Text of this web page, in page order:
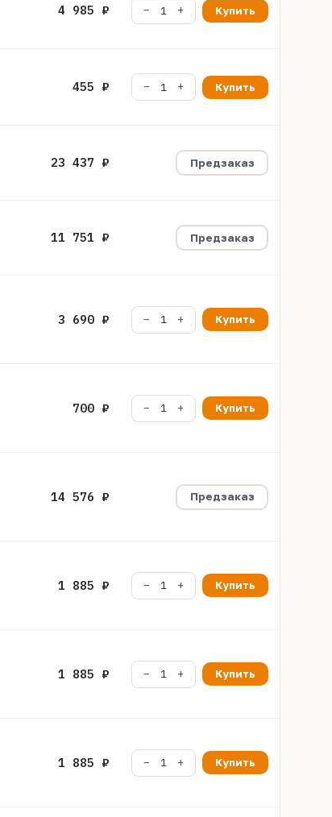
4 985 ₽ Купить
455 ₽ Купить
23 437 ₽ Предзаказ
11 751 ₽ Предзаказ
3 690 ₽ Купить
700 ₽ Купить
14 576 ₽ Предзаказ
1 885 ₽ Купить
1 885 ₽ Купить
1 885 ₽ Купить